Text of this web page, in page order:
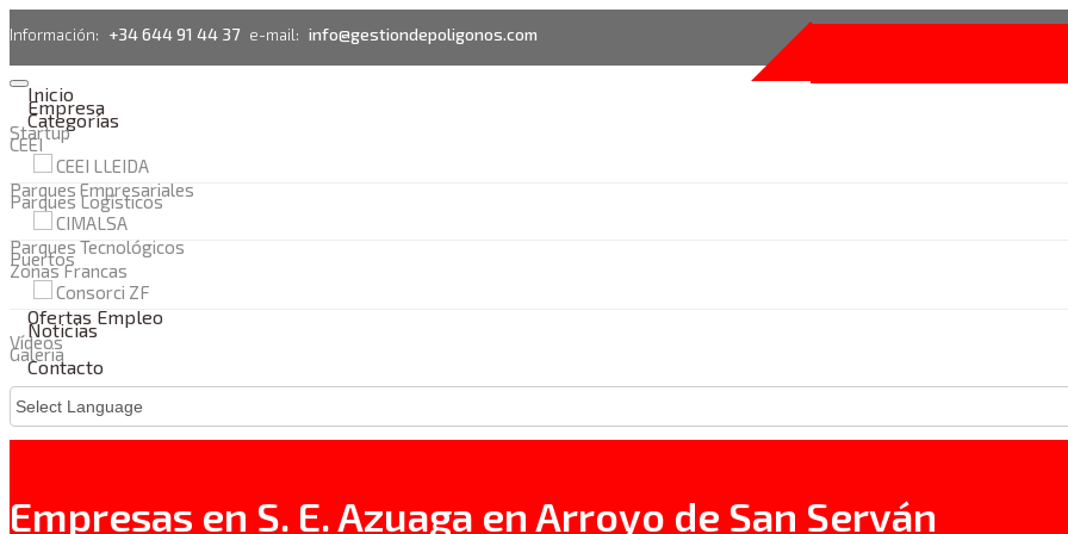
Información: +34 644 91 44 37 e-mail: info@gestiondepoligonos.com
Inicio
Empresa
Categorías
Startup
CEEI
CEEI LLEIDA
Parques Empresariales
Parques Logísticos
CIMALSA
Parques Tecnológicos
Puertos
Zonas Francas
Consorci ZF
Ofertas Empleo
Noticias
Vídeos
Galeria
Contacto
Empresas en S. E. Azuaga en Arroyo de San Serván